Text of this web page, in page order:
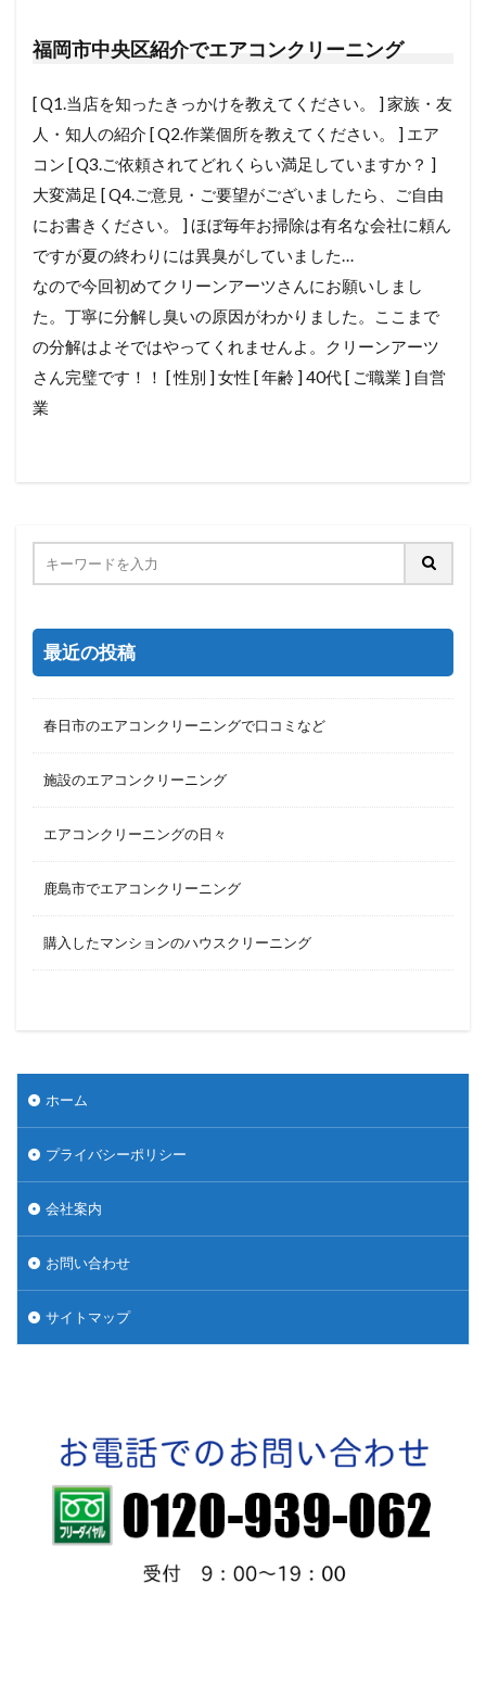
福岡市中央区紹介でエアコンクリーニング
[ Q1.当店を知ったきっかけを教えてください。 ] 家族・友
人・知人の紹介 [ Q2.作業個所を教えてください。 ] エア
コン [ Q3.ご依頼されてどれくらい満足していますか？ ]
大変満足 [ Q4.ご意見・ご要望がございましたら、ご自由
にお書きください。 ] ほぼ毎年お掃除は有名な会社に頼ん
ですが夏の終わりには異臭がしていました…
なので今回初めてクリーンアーツさんにお願いしまし
た。丁寧に分解し臭いの原因がわかりました。ここまで
の分解はよそではやってくれませんよ。クリーンアーツ
さん完璧です！！ [ 性別 ] 女性 [ 年齢 ] 40代 [ ご職業 ] 自営
業
最近の投稿
春日市のエアコンクリーニングで口コミなど
施設のエアコンクリーニング
エアコンクリーニングの日々
鹿島市でエアコンクリーニング
購入したマンションのハウスクリーニング
ホーム
プライバシーポリシー
会社案内
お問い合わせ
サイトマップ